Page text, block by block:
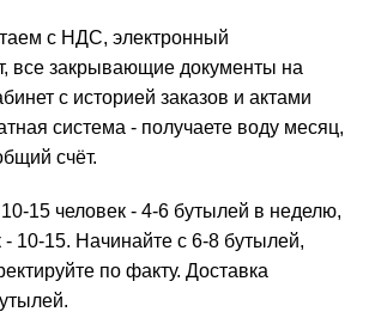
с НДС, электронный
все закрывающие документы на
с историей заказов и актами
система - получаете воду месяц,
счёт.
15 человек - 4-6 бутылей в неделю,
- 10-15. Начинайте с 6-8 бутылей,
по факту. Доставка